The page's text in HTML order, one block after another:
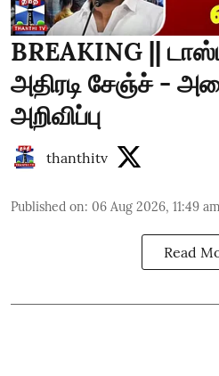
BREAKING ||
அதிரடி சேஞ்ச் -
அறிவிப்பு
thanthitv
Published on: 06 Aug 2026, 11:49 am
Read